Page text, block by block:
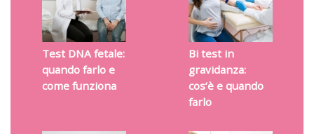
Test DNA fetale:
quando farlo e
come funziona
Bi test in
gravidanza:
cos’è e quando
farlo